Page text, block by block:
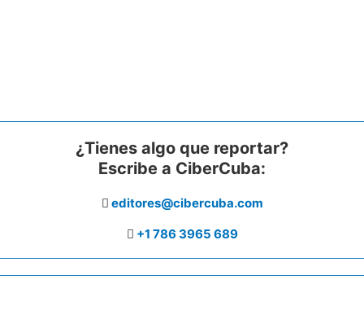
¿Tienes algo que reportar?
Escribe a CiberCuba:
editores@cibercuba.com
+1 786 3965 689